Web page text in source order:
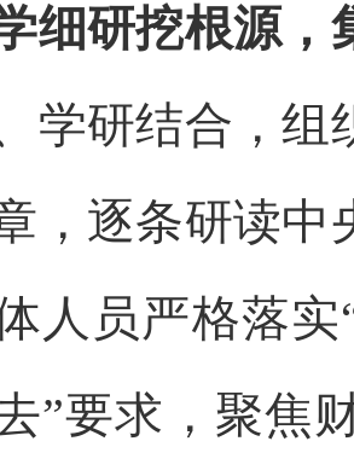
细研挖根源，
学研结合，组
，逐条研读中
人员严格落
”要求，聚焦